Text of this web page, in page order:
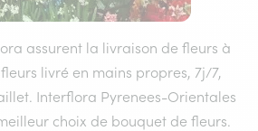
assurent la livraison de fleurs à
livré en mains propres, 7j/7,
Interflora Pyrenees-Orientales
choix de bouquet de fleurs.